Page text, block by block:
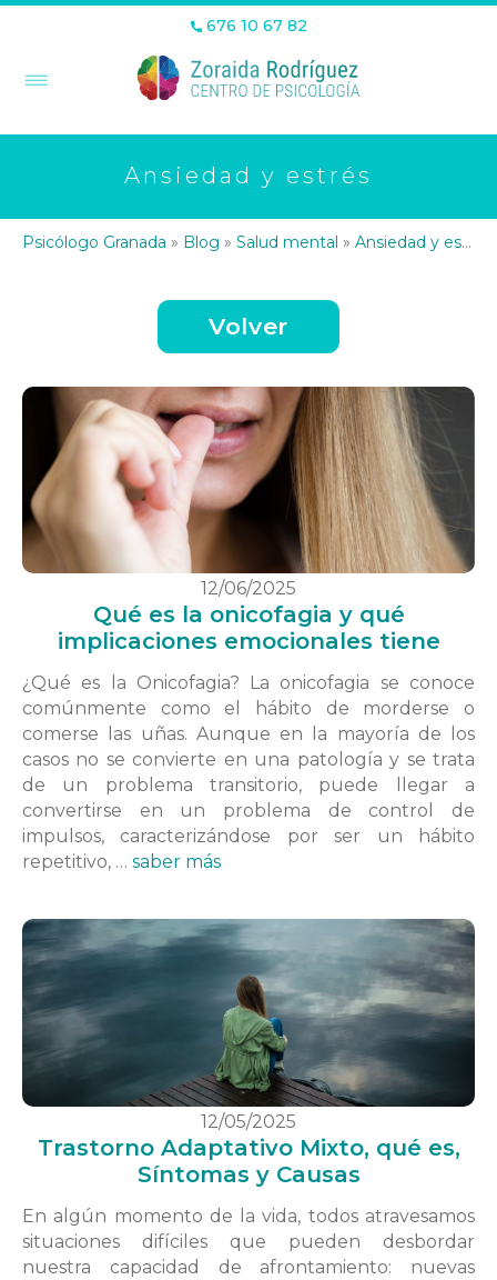
676 10 67 82
Ansiedad y estrés
Psicólogo Granada » Blog » Salud mental » Ansiedad y estrés
Volver
12/06/2025
Qué es la onicofagia y qué
implicaciones emocionales tiene
¿Qué es la Onicofagia? La onicofagia se conoce
comúnmente como el hábito de morderse o
comerse las uñas. Aunque en la mayoría de los
casos no se convierte en una patología y se trata
de un problema transitorio, puede llegar a
convertirse en un problema de control de
impulsos, caracterizándose por ser un hábito
repetitivo, … saber más
12/05/2025
Trastorno Adaptativo Mixto, qué es,
Síntomas y Causas
En algún momento de la vida, todos atravesamos
situaciones difíciles que pueden desbordar
nuestra capacidad de afrontamiento: nuevas